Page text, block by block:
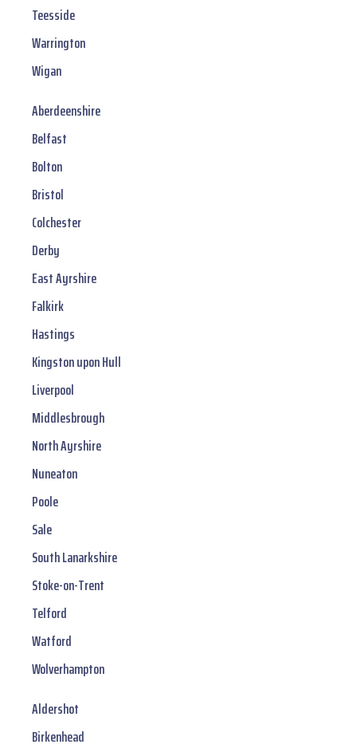
Teesside
Warrington
Wigan
Aberdeenshire
Belfast
Bolton
Bristol
Colchester
Derby
East Ayrshire
Falkirk
Hastings
Kingston upon Hull
Liverpool
Middlesbrough
North Ayrshire
Nuneaton
Poole
Sale
South Lanarkshire
Stoke-on-Trent
Telford
Watford
Wolverhampton
Aldershot
Birkenhead